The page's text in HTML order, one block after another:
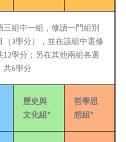
三組中一組，修讀一門組別
（3學分），並在該組中選修
12學分；另在其他兩組各選
共6學分
歷史與
文化組*
哲學思
想組*